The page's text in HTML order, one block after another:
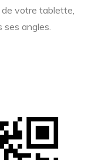
de votre tablette,
ses angles.